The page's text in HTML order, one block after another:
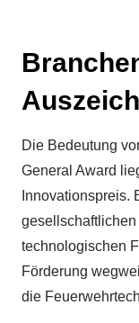
Die Bedeutung
General Award
Innovationspreis.
gesellschaftlichen
technologischen
Förderung
die